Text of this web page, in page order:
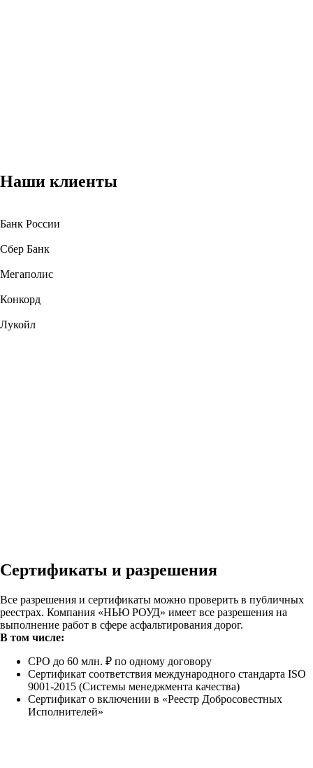
Наши клиенты
Банк России
Сбер Банк
Мегаполис
Конкорд
Лукойл
Сертификаты и разрешения
Все разрешения и сертификаты можно проверить в публичных
реестрах. Компания «НЬЮ РОУД» имеет все разрешения на
выполнение работ в сфере асфальтирования дорог.
В том числе:
СРО до 60 млн. ₽ по одному договору
Сертификат соответствия международного стандарта ISO
9001-2015 (Системы менеджмента качества)
Сертификат о включении в «Реестр Добросовестных
Исполнителей»